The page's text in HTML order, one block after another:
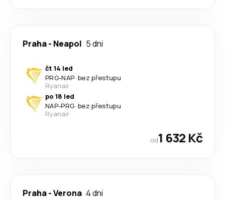
Praha- Neapol 5 dni
čt 14 led
PRG-NAP· bez přestupu
Ryanair
po 18 led
NAP-PRG· bez přestupu
Ryanair
od1 632 Kč
Praha-Verona 4 dni